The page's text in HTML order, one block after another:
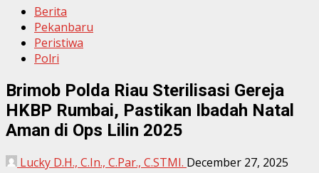
Berita
Pekanbaru
Peristiwa
Polri
Brimob Polda Riau Sterilisasi Gereja
HKBP Rumbai, Pastikan Ibadah Natal
Aman di Ops Lilin 2025
Lucky D.H., C.In., C.Par., C.STMI. December 27, 2025